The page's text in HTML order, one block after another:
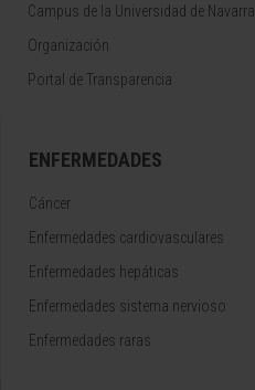
Campus de la Universidad de Navarra
Organización
Portal de Transparencia
ENFERMEDADES
Cáncer
Enfermedades cardiovasculares
Enfermedades hepáticas
Enfermedades sistema nervioso
Enfermedades raras